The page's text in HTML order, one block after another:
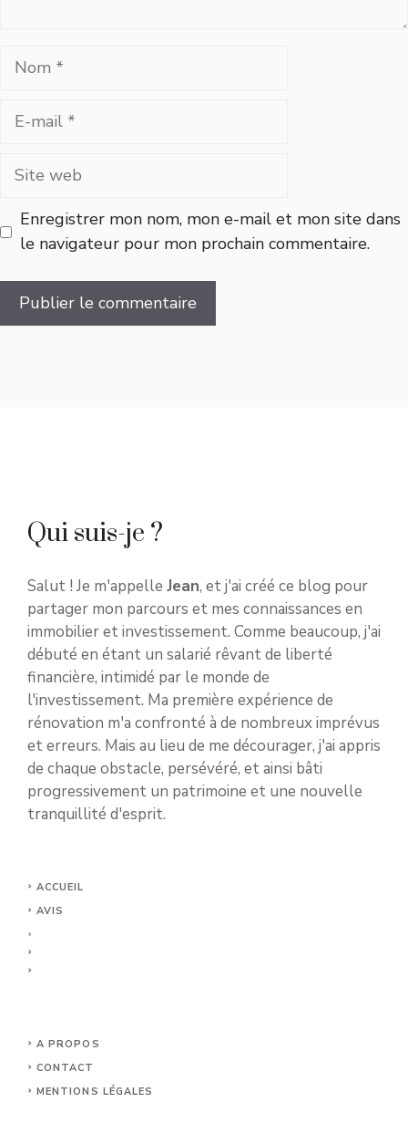
Nom
Site
Enregistrer mon nom, mon e-mail et mon site dans
le navigateur pour mon prochain commentaire.
Qui suis-je ?
Salut ! Je m'appelle Jean, et j'ai créé ce blog pour
partager mon parcours et mes connaissances en
immobilier et investissement. Comme beaucoup, j'ai
débuté en étant un salarié rêvant de liberté
financière, intimidé par le monde de
l'investissement. Ma première expérience de
rénovation m'a confronté à de nombreux imprévus
et erreurs. Mais au lieu de me décourager, j'ai appris
de chaque obstacle, persévéré, et ainsi bâti
progressivement un patrimoine et une nouvelle
tranquillité d'esprit.
ACCUEIL
AVIS
A PROPOS
CONTACT
MENTIONS LÉGALES